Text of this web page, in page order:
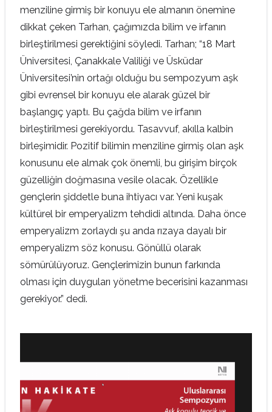
menziline girmiş bir konuyu ele almanın önemine
dikkat çeken Tarhan, çağımızda bilim ve irfanın
birleştirilmesi gerektiğini söyledi. Tarhan; “18 Mart
Üniversitesi, Çanakkale Valiliği ve Üsküdar
Üniversitesi’nin ortağı olduğu bu sempozyum aşk
gibi evrensel bir konuyu ele alarak güzel bir
başlangıç yaptı. Bu çağda bilim ve irfanın
birleştirilmesi gerekiyordu. Tasavvuf, akılla kalbin
birleşimidir. Pozitif bilimin menziline girmiş olan aşk
konusunu ele almak çok önemli, bu girişim birçok
güzelliğin doğmasına vesile olacak. Özellikle
gençlerin şiddetle buna ihtiyacı var. Yeni kuşak
kültürel bir emperyalizm tehdidi altında. Daha önce
emperyalizm zorlaydı şu anda rızaya dayalı bir
emperyalizm söz konusu. Gönüllü olarak
sömürülüyoruz. Gençlerimizin bunun farkında
olması için duyguları yönetme becerisini kazanması
gerekiyor.” dedi.